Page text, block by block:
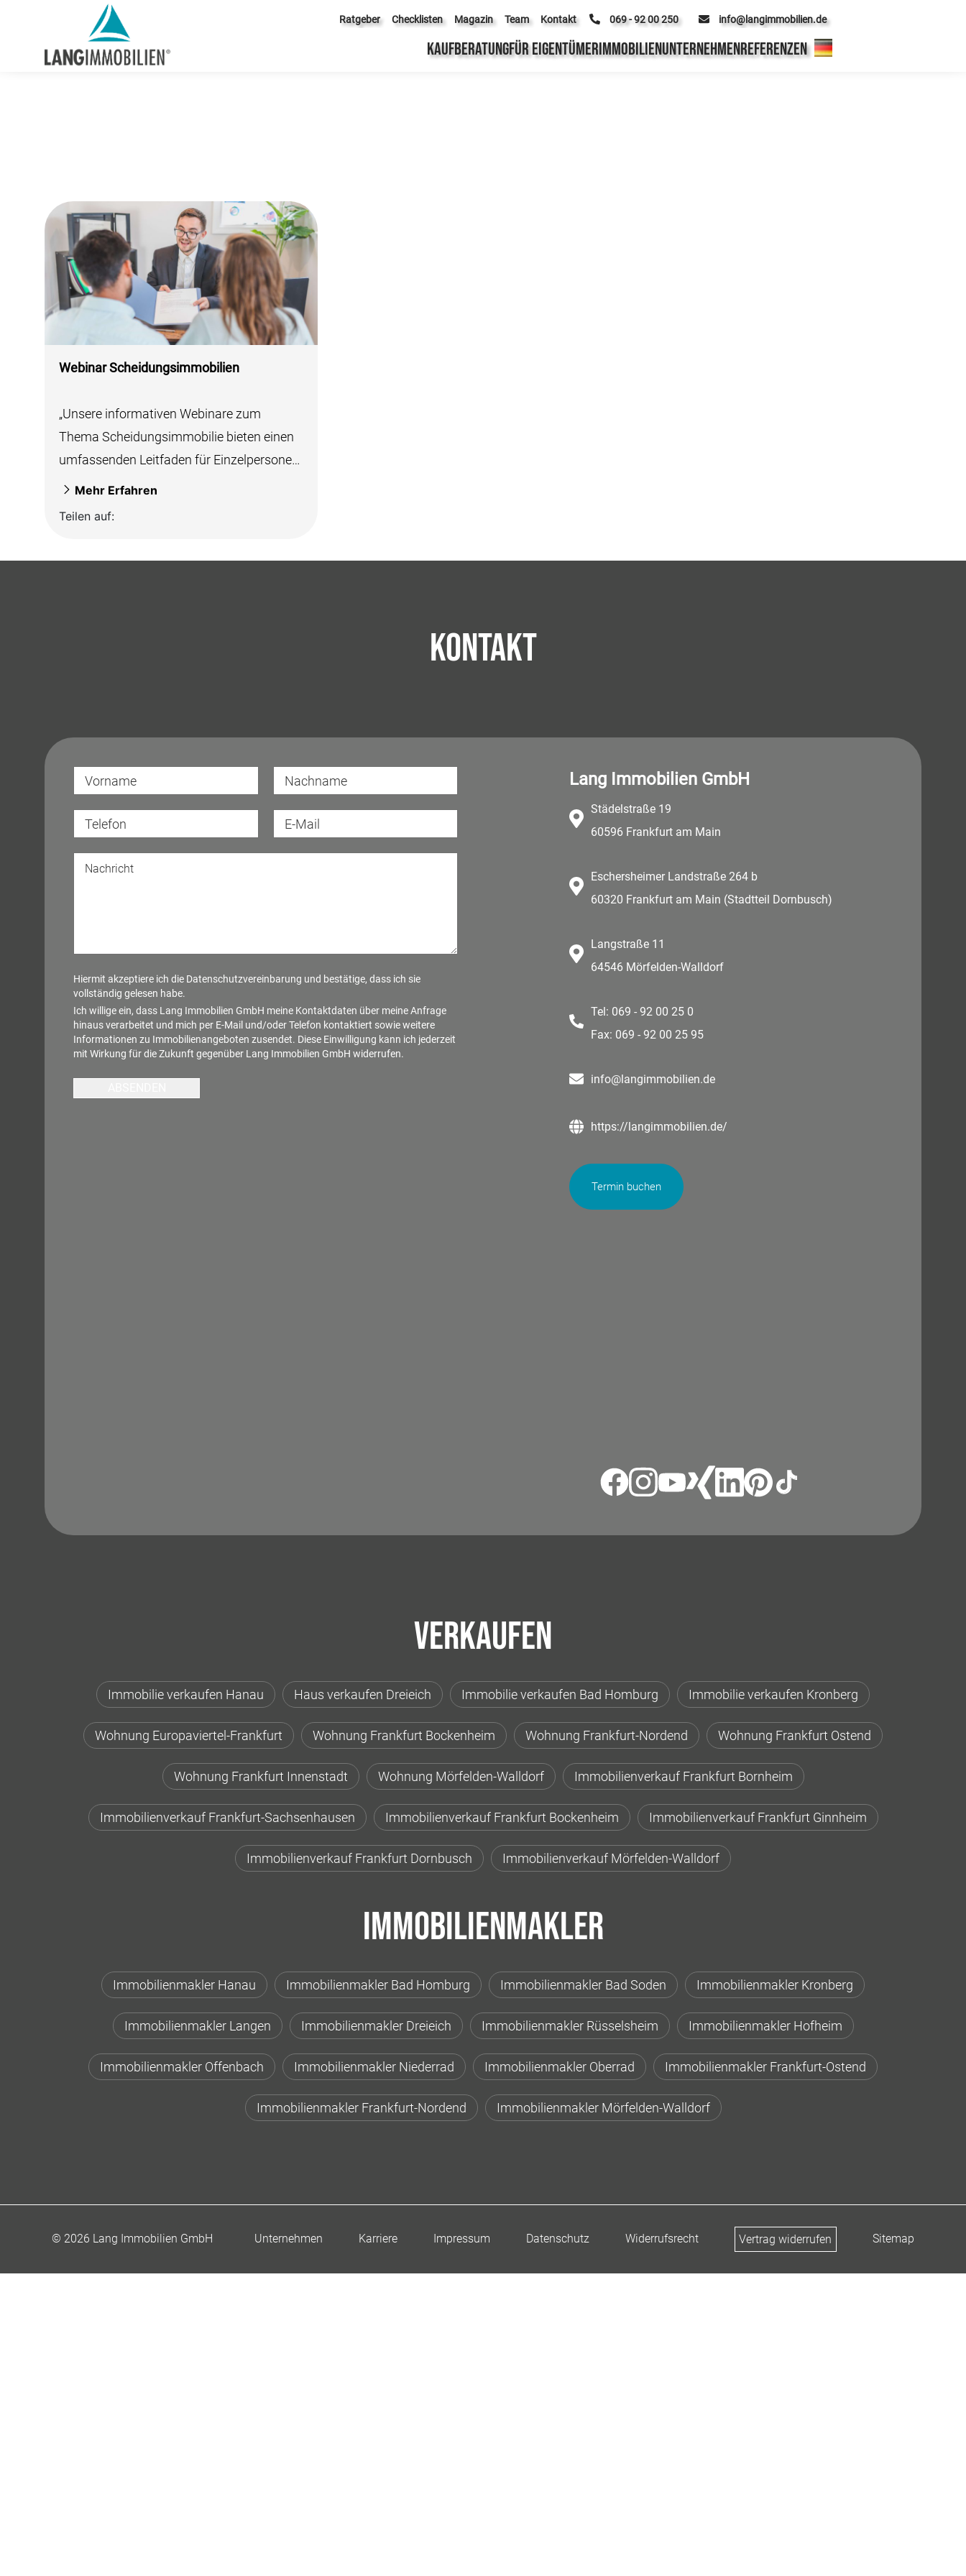
Ratgeber Checklisten Magazin Team Kontakt 069 - 92 00 250 info@langimmobilien.de
KAUFBERATUNGFÜR EIGENTÜMERIMMOBILIENUNTERNEHMENREFERENZEN
Webinar Scheidungsimmobilien
„Unsere informativen Webinare zum
Thema Scheidungsimmobilie bieten einen
umfassenden Leitfaden für Einzelpersonen
und Paare, die sich mit den komplexen
Mehr Erfahren
Teilen auf:
Kontakt
Hiermit akzeptiere ich die Datenschutzvereinbarung und bestätige, dass ich sie
vollständig gelesen habe.
Ich willige ein, dass Lang Immobilien GmbH meine Kontaktdaten über meine Anfrage
hinaus verarbeitet und mich per E-Mail und/oder Telefon kontaktiert sowie weitere
Informationen zu Immobilienangeboten zusendet. Diese Einwilligung kann ich jederzeit
mit Wirkung für die Zukunft gegenüber Lang Immobilien GmbH widerrufen.
Lang Immobilien GmbH
Städelstraße 19
60596 Frankfurt am Main
Eschersheimer Landstraße 264 b
60320 Frankfurt am Main (Stadtteil Dornbusch)
Langstraße 11
64546 Mörfelden-Walldorf
Tel: 069 - 92 00 25 0
Fax: 069 - 92 00 25 95
info@langimmobilien.de
https://langimmobilien.de/
Termin buchen
Verkaufen
Immobilie verkaufen Hanau Haus verkaufen Dreieich Immobilie verkaufen Bad Homburg Immobilie verkaufen Kronberg
Wohnung Europaviertel-Frankfurt Wohnung Frankfurt Bockenheim Wohnung Frankfurt-Nordend Wohnung Frankfurt Ostend
Wohnung Frankfurt Innenstadt Wohnung Mörfelden-Walldorf Immobilienverkauf Frankfurt Bornheim
Immobilienverkauf Frankfurt-Sachsenhausen Immobilienverkauf Frankfurt Bockenheim Immobilienverkauf Frankfurt Ginnheim
Immobilienverkauf Frankfurt Dornbusch Immobilienverkauf Mörfelden-Walldorf
Immobilienmakler
Immobilienmakler Hanau Immobilienmakler Bad Homburg Immobilienmakler Bad Soden Immobilienmakler Kronberg
Immobilienmakler Langen Immobilienmakler Dreieich Immobilienmakler Rüsselsheim Immobilienmakler Hofheim
Immobilienmakler Offenbach Immobilienmakler Niederrad Immobilienmakler Oberrad Immobilienmakler Frankfurt-Ostend
Immobilienmakler Frankfurt-Nordend Immobilienmakler Mörfelden-Walldorf
© 2026 Lang Immobilien GmbH Unternehmen Karriere Impressum Datenschutz Widerrufsrecht Vertrag widerrufen Sitemap